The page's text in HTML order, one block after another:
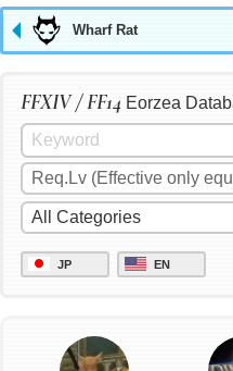
Wharf Rat
FFXIV / FF14 Eorzea
JP EN